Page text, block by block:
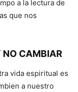
a la lectura de
que nos
NO CAMBIAR
vida espiritual es
a nuestro